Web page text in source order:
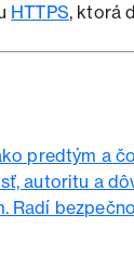
HTTPS, ktorá
predtým a
autoritu a
Radí